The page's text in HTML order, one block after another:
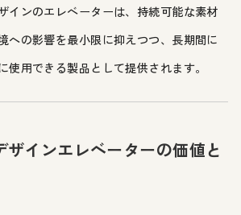
インのエレベーターは、持続可能な素材
への影響を最小限に抑えつつ、長期間に
使用できる製品として提供されます。
ザインエレベーターの価値と